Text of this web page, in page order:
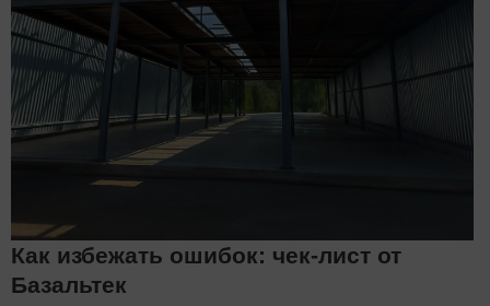
Как избежать ошибок: чек-лист от
Базальтек